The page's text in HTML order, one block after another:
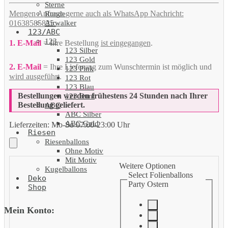
Sterne
Runde
Airwalker
123/ABC
123
123 Silber
123 Gold
123 Pink
123 Rot
123 Blau
123 Bunt
ABC
ABC Silber
ABC Gold
Riesen
Riesenballons
Ohne Motiv
Mit Motiv
Kugelballons
Deko
Shop
Mein Konto:
Mengen Anfrage gerne auch als WhatsApp Nachricht:
01638585825.
1. E-Mail= Ihre Bestellung ist eingegangen.
2. E-Mail= Ihre Lieferung zum Wunschtermin ist möglich und
wird ausgeführt.
Bestellungen werden frühestens 24 Stunden nach Ihrer
Bestellung geliefert.
Lieferzeiten: Mo-So 07:00-23:00 Uhr
Weitere Optionen
Select Folienballons
Party Ostern